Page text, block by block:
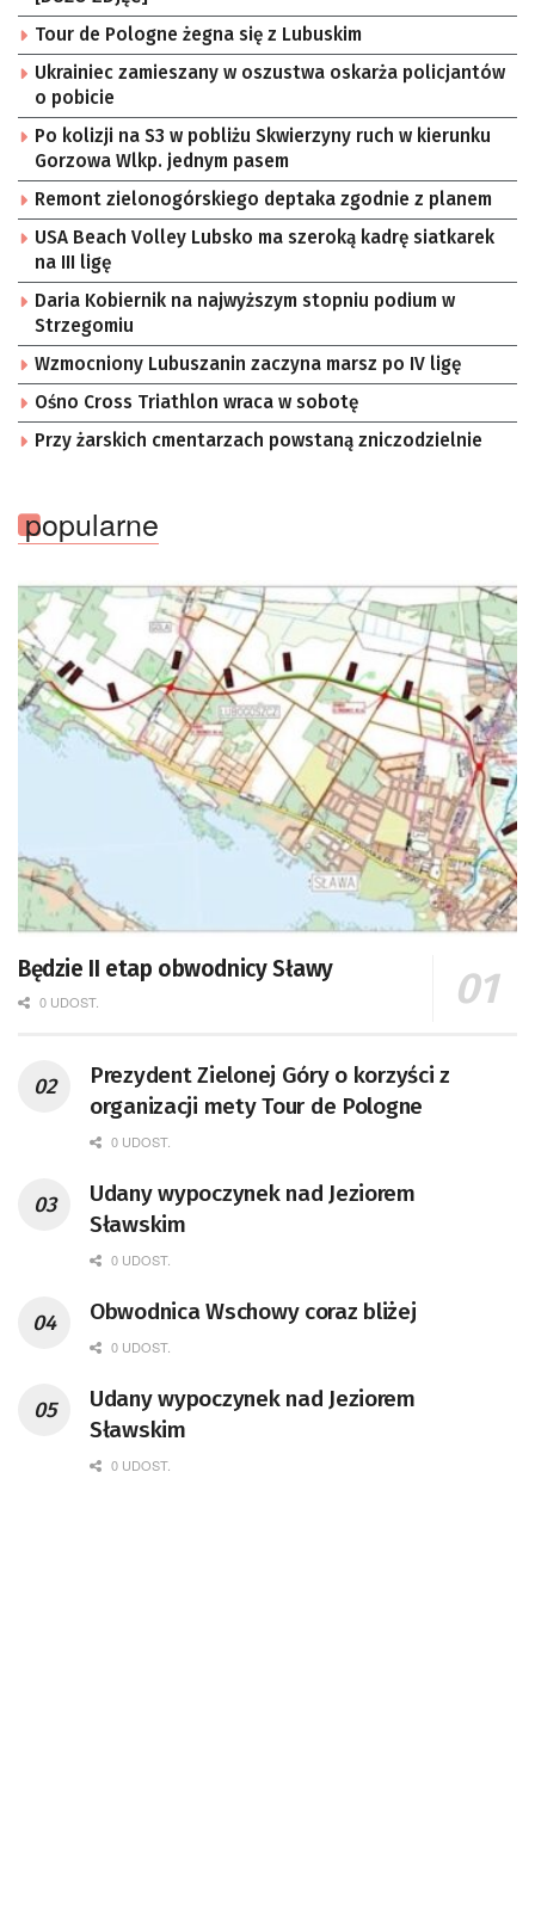
Tour de Pologne żegna się z Lubuskim
Ukrainiec zamieszany w oszustwa oskarża policjantów
o pobicie
Po kolizji na S3 w pobliżu Skwierzyny ruch w kierunku
Gorzowa Wlkp. jednym pasem
Remont zielonogórskiego deptaka zgodnie z planem
USA Beach Volley Lubsko ma szeroką kadrę siatkarek
na III ligę
Daria Kobiernik na najwyższym stopniu podium w
Strzegomiu
Wzmocniony Lubuszanin zaczyna marsz po IV ligę
Ośno Cross Triathlon wraca w sobotę
Przy żarskich cmentarzach powstaną zniczodzielnie
popularne
Będzie II etap obwodnicy Sławy
0 UDOST.
Prezydent Zielonej Góry o korzyści z
organizacji mety Tour de Pologne
0 UDOST.
Udany wypoczynek nad Jeziorem
Sławskim
0 UDOST.
Obwodnica Wschowy coraz bliżej
0 UDOST.
Udany wypoczynek nad Jeziorem
Sławskim
0 UDOST.